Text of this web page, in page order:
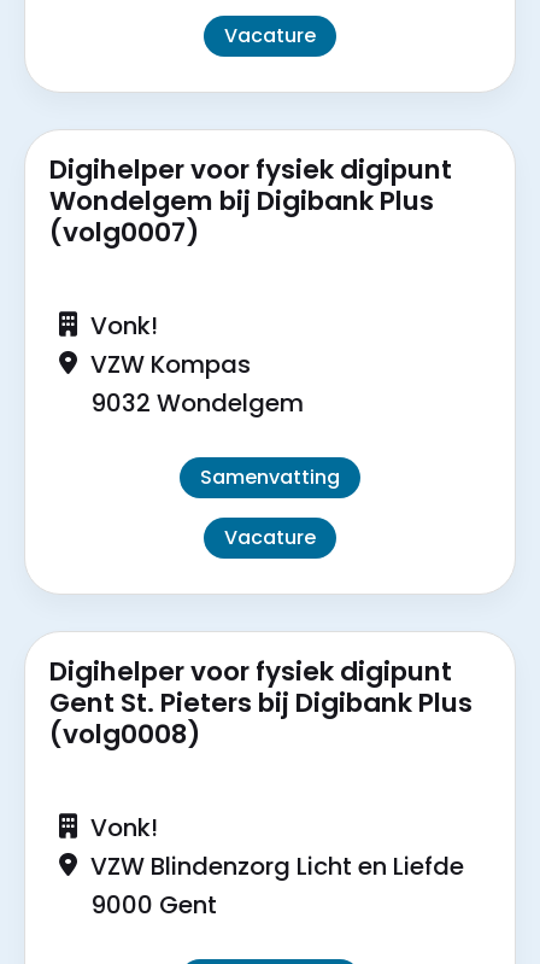
Vacature
Digihelper voor fysiek digipunt
Wondelgem bij Digibank Plus
(volg0007)
Vonk!
VZW Kompas
9032 Wondelgem
Samenvatting
Vacature
Digihelper voor fysiek digipunt
Gent St. Pieters bij Digibank Plus
(volg0008)
Vonk!
VZW Blindenzorg Licht en Liefde
9000 Gent